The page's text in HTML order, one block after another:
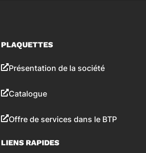
PLAQUETTES
Présentation de la société
Catalogue
Offre de services dans le BTP
LIENS RAPIDES